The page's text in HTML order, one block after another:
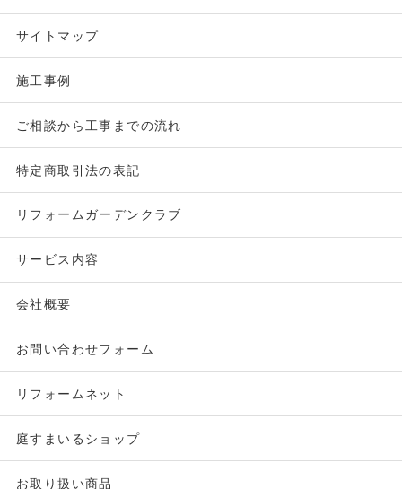
サイトマップ
施工事例
ご相談から工事までの流れ
特定商取引法の表記
リフォームガーデンクラブ
サービス内容
会社概要
お問い合わせフォーム
リフォームネット
庭すまいるショップ
お取り扱い商品